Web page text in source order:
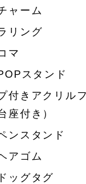
ャーム
リング
マ
スタンド
付きアクリル
座付き）
ンスタンド
アゴム
ッグタグ